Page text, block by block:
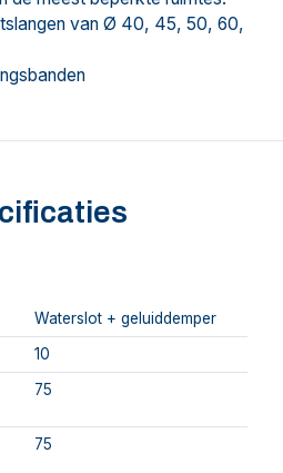
van Ø 40, 45, 50, 60,
Waterslot + geluiddemper
10
75
75